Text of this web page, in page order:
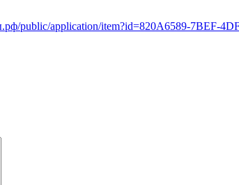
public/application/item?id=820A6589-7BEF-